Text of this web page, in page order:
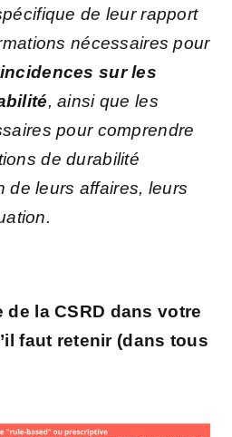
de leur rapport
nécessaires pour
sur les
, ainsi que les
pour comprendre
de durabilité
de leurs affaires, leurs
de la CSRD dans votre
faut retenir (dans tous